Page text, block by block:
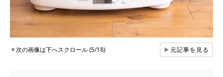
▼次の画像は下へスクロール (5/18) ▶元記事を見る